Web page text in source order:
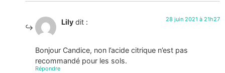
Lily dit : 28 juin 2021 à 21h27
Bonjour Candice, non l’acide citrique n’est pas
recommandé pour les sols.
Répondre